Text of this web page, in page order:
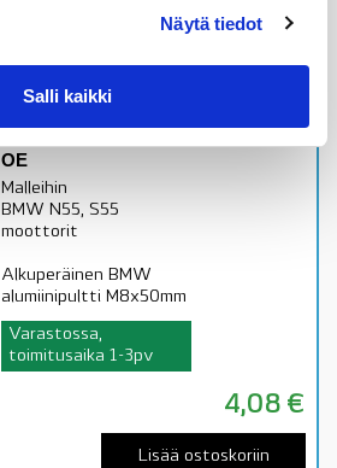
Näytä tiedot
Salli kaikki
moottorin öljypohjan
tiivisteen vaihdossa,
OE
Malleihin
BMW N55, S55
moottorit
Alkuperäinen BMW
alumiinipultti M8x50mm
Varastossa,
toimitusaika 1-3pv
4,08 €
Lisää ostoskoriin